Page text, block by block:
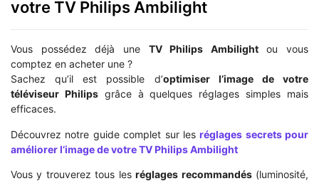
votre TV Philips Ambilight
Vous possédez déjà une TV Philips Ambilightou vous
comptez en acheter une ?
Sachez qu’il est possible d’optimiser l’image de votre
téléviseur Philipsgrâce à quelques réglages simples mais
efficaces.
Découvrez notre guide complet sur lesréglages secrets pour
améliorer l’image de votre TV Philips Ambilight
Vous y trouverez tous lesréglages recommandés(luminosité,